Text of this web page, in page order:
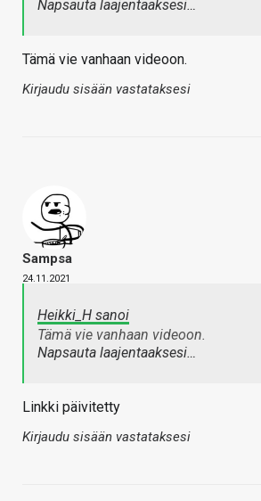
Napsauta laajentaaksesi…
Tämä vie vanhaan videoon.
Kirjaudu sisään vastataksesi
Sampsa
24.11.2021
Heikki_H sanoi
Tämä vie vanhaan videoon.
Napsauta laajentaaksesi…
Linkki päivitetty
Kirjaudu sisään vastataksesi